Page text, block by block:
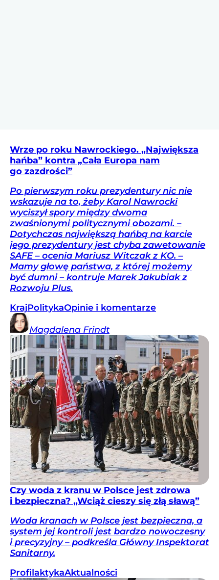
Wrze po roku Nawrockiego. „Największa
hańba” kontra „Cała Europa nam
go zazdrości”
Po pierwszym roku prezydentury nic nie
wskazuje na to, żeby Karol Nawrocki
wyciszył spory między dwoma
zwaśnionymi politycznymi obozami. –
Dotychczas największą hańbą na karcie
jego prezydentury jest chyba zawetowanie
SAFE – ocenia Mariusz Witczak z KO. –
Mamy głowę państwa, z której możemy
być dumni – kontruje Marek Jakubiak z
Rozwoju Plus.
KrajPolitykaOpinie i komentarze
Magdalena Frindt
Czy woda z kranu w Polsce jest zdrowa
i bezpieczna? „Wciąż cieszy się złą sławą”
Woda kranach w Polsce jest bezpieczna, a
system jej kontroli jest bardzo nowoczesny
i precyzyjny – podkreśla Główny Inspektorat
Sanitarny.
ProfilaktykaAktualności